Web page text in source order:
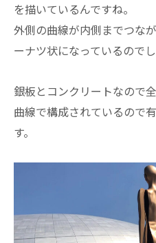
を描いているんですね。
外側の曲線が内側までつな
ーナツ状になっているので
銀板とコンクリートなので
曲線で構成されているので
す。